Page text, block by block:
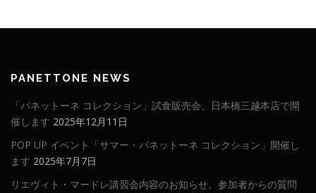
PANETTONE NEWS
「パネットーネ コレクション」試食販売会、日本橋三越本店で開
催します 2025年12月11日
POP UP イベント「サマー・パネットーネ コレクション」開催し
ます 2025年7月7日
リエヴィト・マードレ講習会内容のお知らせ。参加者からの質問